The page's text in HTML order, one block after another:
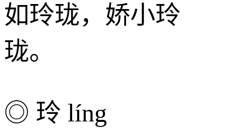
如玲珑，娇小玲
珑。
◎ 玲 líng